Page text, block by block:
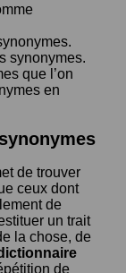
synonymes.
que l’on
en
de trouver
ceux dont
de
un trait
la chose, de
de